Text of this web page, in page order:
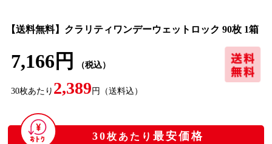
【送料無料】クラリティワンデーウェットロック 90枚 1箱
7,166円 （税込）
30枚あたり 2,389 円 （送料込）
30枚あたり 最安価格